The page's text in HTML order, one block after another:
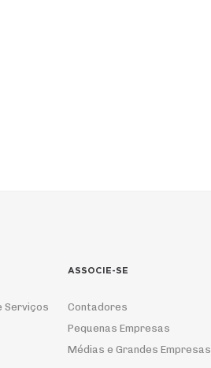
Serviços
ASSOCIE-SE
Contadores
Pequenas Empresas
Médias e Grandes Empresas